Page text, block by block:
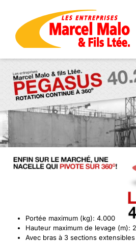
Portée maximum (kg): 4.000
Hauteur maximum de levage (m):
Avec bras à 3 sections